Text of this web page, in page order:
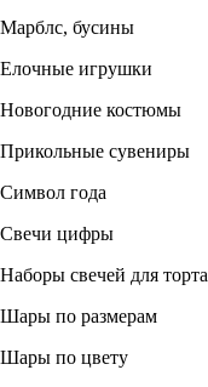
Марблс, бусины
Елочные игрушки
Новогодние костюмы
Прикольные сувениры
Символ года
Свечи цифры
Наборы свечей для торта
Шары по размерам
Шары по цвету